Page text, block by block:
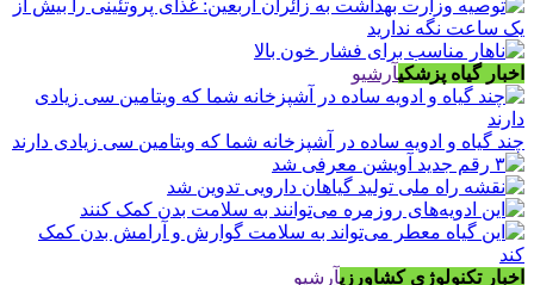
اخبار گیاه پزشکیآرشیو
چند گیاه و ادویه ساده در آشپزخانه شما که ویتامین سی زیادی دارند
اخبار تکنولوژی کشاورزیآرشیو